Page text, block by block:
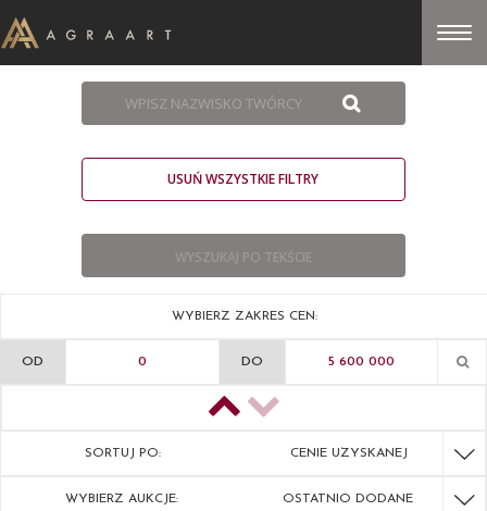
USUŃ WSZYSTKIE FILTRY
WYBIERZ ZAKRES CEN:
OD DO
SORTUJ PO: CENIE UZYSKANEJ
WYBIERZ AUKCJE: OSTATNIO DODANE